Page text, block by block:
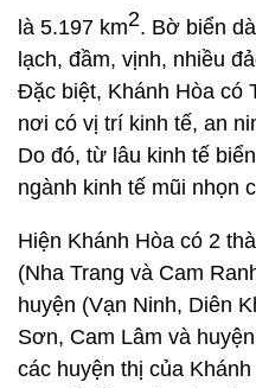
là 5.197 km2. Bờ biển
lạch, đầm, vịnh, nhiều
Ðặc biệt, Khánh Hòa có
nơi có vị trí kinh tế, an
Do đó, từ lâu kinh tế
ngành kinh tế mũi nhọn
Hiện Khánh Hòa có 2
(Nha Trang và Cam
huyện (Vạn Ninh, Diên
Sơn, Cam Lâm và
các huyện thị của